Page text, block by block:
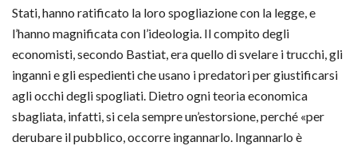
Stati, hanno ratificato la loro spogliazione con la legge, e
l’hanno magnificata con l’ideologia. Il compito degli
economisti, secondo Bastiat, era quello di svelare i trucchi, gli
inganni e gli espedienti che usano i predatori per giustificarsi
agli occhi degli spogliati. Dietro ogni teoria economica
sbagliata, infatti, si cela sempre un’estorsione, perché «per
derubare il pubblico, occorre ingannarlo. Ingannarlo è